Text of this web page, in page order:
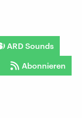
ARD Sounds
Abonnieren